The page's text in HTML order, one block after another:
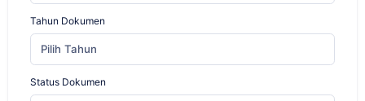
Tahun Dokumen
Pilih Tahun
Status Dokumen